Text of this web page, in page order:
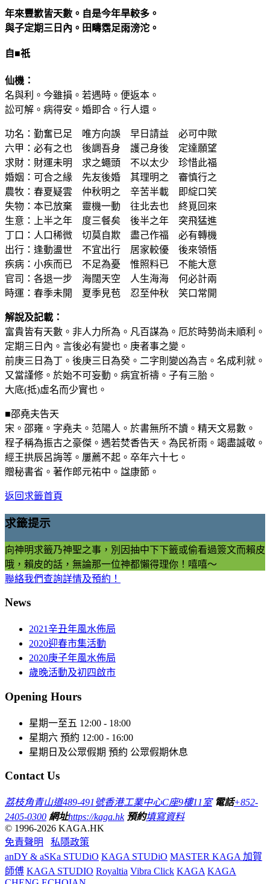
年來豐歉皆天數。自是今年旱較多。
與子定期三日內。田疇霑足雨滂沱。
自■祇
仙機：
名與利。今雖損。若遇時。便返本。
訟可解。病得安。婚即合。行人還。
功名：勤奮已足 唯方向誤 早日請益 必可中歟
六甲：必有之也 後調吾身 護己身後 定達願望
求財：財運未明 求之蠅頭 不以太少 珍惜此福
婚姻：可合之緣 先友後婚 其理明之 審慎行之
農牧：春夏疑雲 仲秋明之 辛苦半載 即綻口笑
失物：本已放棄 靈機一動 往北去也 終覓回來
生意：上半之年 度三餐矣 後半之年 突飛猛進
丁口：人口稀微 切莫自欺 盡己作福 必有轉機
出行：逢動盪世 不宜出行 居家較優 後來領悟
疾病：小疾而已 不足為憂 惟照料已 不能大意
官司：各退一步 海闊天空 人生海海 何必計兩
時運：春季未開 夏季見苞 忍至仲秋 笑口常開
解說及記載：
富貴皆有天數。非人力所為。凡百謀為。厄於時勢尚未順利。
定期三日內。言後必有變也。庚者事之變。
前庚三日為丁。後庚三日為癸。二字則變凶為吉。名成利就。
又當謹修。於始不可妄動。病宜祈禱。子有三胎。
大底(抵)虛名而少實也。
■邵堯夫告天
宋。邵雍。字堯夫。范陽人。於書無所不讀。精天文易數。
程子稱為振古之豪傑。遇若焚香告天。為民祈雨。竭盡誠敬。
經王拱辰呂誨等。屢薦不起。卒年六十七。
贈秘書省。著作郎元祐中。諡康節。
返回求籤首頁
求籤提示
向神明求籤乃神聖之事，別因抽中下下籤或偷看過簽文而賴皮
哦，賴皮的話，無論那一位神都懶得理你！嘻嘻～
聯絡我們查詢詳情及預約！
News
2021辛丑年風水佈局
2020迎春市集活動
2020庚子年風水佈局
歲晚活動及初四啟市
Opening Hours
星期一至五 12:00 - 18:00
星期六 預約 12:00 - 16:00
星期日及公眾假期 預約 公眾假期休息
Contact Us
荔枝角青山道489-491號香港工業中心C座9樓11室 電話+852-
2405-0300 網址https://kaga.hk 預約填寫資料
© 1996-2026 KAGA.HK
免責聲明
私隱政策
anDY & aSKa STUDiO KAGA STUDiO MASTER KAGA 加賀
師傅 KAGA STUDIO Royaltia Vibra Click KAGA KAGA